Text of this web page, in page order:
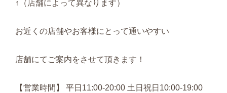
↑（店舗によって異なります）
お近くの店舗やお客様にとって通いやすい
店舗にてご案内をさせて頂きます！
【営業時間】 平日11:00-20:00 土日祝日10:00-19:00